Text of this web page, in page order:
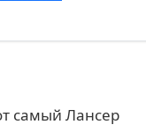
самый Лансер